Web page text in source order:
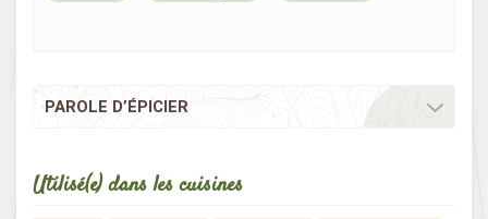
PAROLE D’ÉPICIER
Utilisé(e) dans les cuisines